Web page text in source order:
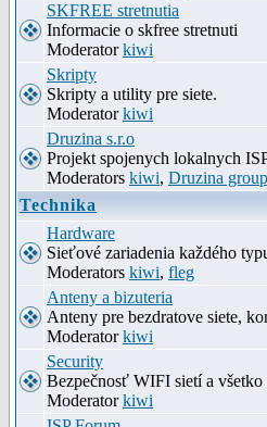
SKFREE stretnutia
Informacie o skfree stretnuti
Moderatorkiwi
Skripty
Skripty a utility pre siete.
Moderatorkiwi
Druzina s.r.o
Projekt spojenych lokalnych
Moderators kiwi, Druzina group
Technika
Hardware
Sieťové zariadenia každého
Moderators kiwi, fleg
Anteny a bizuteria
Anteny pre bezdratove siete,
Moderatorkiwi
Security
Bezpečnosť WIFI sietí a všetko
Moderatorkiwi